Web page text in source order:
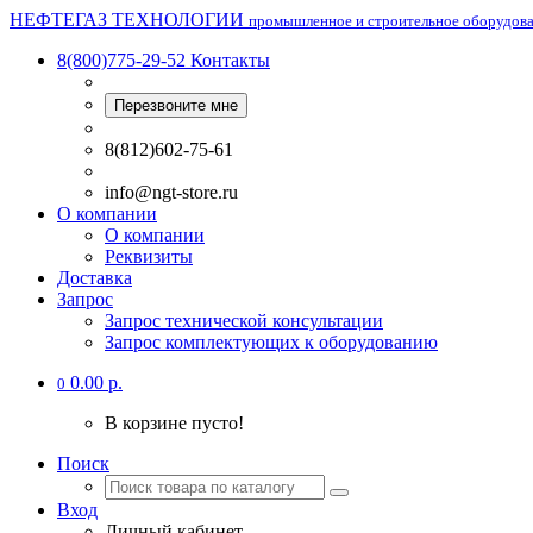
НЕФТЕГАЗ ТЕХНОЛОГИИ промышленное и строительное
8(800)775-29-52 Контакты
Перезвоните мне
8(812)602-75-61
info@ngt-store.ru
О компании
О компании
Реквизиты
Доставка
Запрос
Запрос технической консультации
Запрос комплектующих к оборудованию
0 0.00 р.
В корзине пусто!
Поиск
Вход